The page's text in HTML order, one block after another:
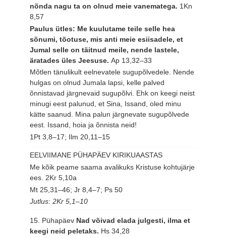
nõnda nagu ta on olnud meie vanematega. 1Kn
8,57
Paulus ütles: Me kuulutame teile selle hea
sõnumi, tõotuse, mis anti meie esiisadele, et
Jumal selle on täitnud meile, nende lastele,
äratades üles Jeesuse.Ap 13,32–33
Mõtlen tänulikult eelnevatele sugupõlvedele. Nende
hulgas on olnud Jumala lapsi, kelle palved
õnnistavad järgnevaid sugupõlvi. Ehk on keegi neist
minugi eest palunud, et Sina, Issand, oled minu
kätte saanud. Mina palun järgnevate sugupõlvede
eest. Issand, hoia ja õnnista neid!
1Pt 3,8–17; Ilm 20,11–15
EELVIIMANE PÜHAPÄEV KIRIKUAASTAS
Me kõik peame saama avalikuks Kristuse kohtujärje
ees. 2Kr 5,10a
Mt 25,31–46; Jr 8,4–7; Ps 50
Jutlus: 2Kr 5,1–10
15. Pühapäev Nad võivad elada julgesti, ilma et
keegi neid peletaks. Hs 34,28